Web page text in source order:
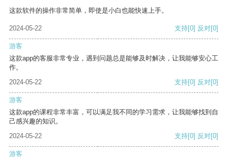
这款软件的操作非常简单，即使是小白也能快速上手。
2024-05-22 支持[0] 反对[0]
游客
这款app的客服非常专业，遇到问题总是能够及时解决，让我能够安心工
作。
2024-05-22
支持[0] 反对[0]
游客
这款app的课程非常丰富，可以满足我不同的学习需求，让我能够找到自
己感兴趣的知识。
2024-05-22
支持[0] 反对[0]
游客